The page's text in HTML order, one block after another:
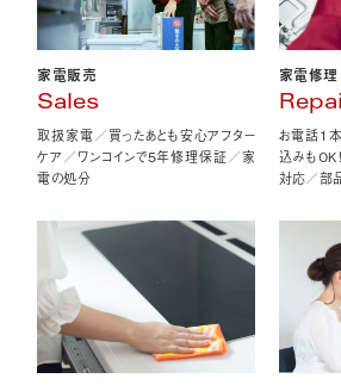
家電販売
Sales
取扱家電／買ったあとも安心アフター
ケア／ワンコインで5年修理保証／家
電の処分
家電修理
お電話1
込みもOK
対応／部